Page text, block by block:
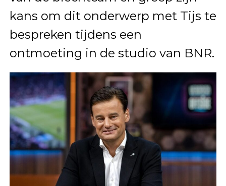
kans om dit onderwerp met Tijs te
bespreken tijdens een
ontmoeting in de studio van BNR.